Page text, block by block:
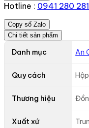
Hotline : 0941 280 281
Copy số Zalo
Chi tiết sản phẩm
Danh mục An
Quy cách
Thương hiệu
Xuất xứ